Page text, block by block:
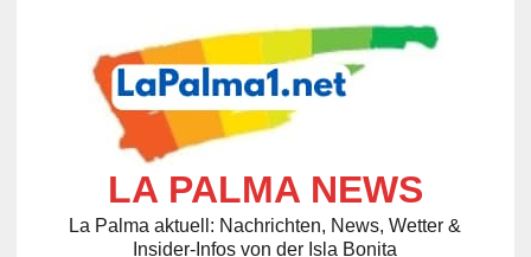
LA PALMA NEWS
La Palma aktuell: Nachrichten, News, Wetter &
Insider-Infos von der Isla Bonita